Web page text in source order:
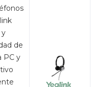
y
de
PC y